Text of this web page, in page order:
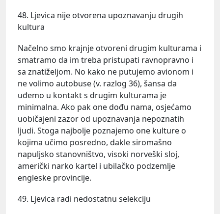
48. Ljevica nije otvorena upoznavanju drugih
kultura
Načelno smo krajnje otvoreni drugim kulturama i
smatramo da im treba pristupati ravnopravno i
sa znatiželjom. No kako ne putujemo avionom i
ne volimo autobuse (v. razlog 36), šansa da
uđemo u kontakt s drugim kulturama je
minimalna. Ako pak one dođu nama, osjećamo
uobičajeni zazor od upoznavanja nepoznatih
ljudi. Stoga najbolje poznajemo one kulture o
kojima učimo posredno, dakle siromašno
napuljsko stanovništvo, visoki norveški sloj,
američki narko kartel i ubilačko podzemlje
engleske provincije.
49. Ljevica radi nedostatnu selekciju